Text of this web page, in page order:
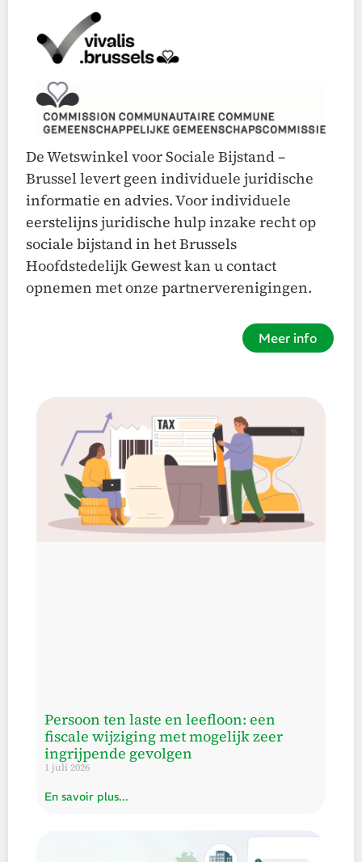
De Wetswinkel voor Sociale Bijstand –
Brussel levert geen individuele juridische
informatie en advies. Voor individuele
eerstelijns juridische hulp inzake recht op
sociale bijstand in het Brussels
Hoofdstedelijk Gewest kan u contact
opnemen met onze partnerverenigingen.
Meer info
Persoon ten laste en leefloon: een
fiscale wijziging met mogelijk zeer
ingrijpende gevolgen
1 juli 2026
En savoir plus...